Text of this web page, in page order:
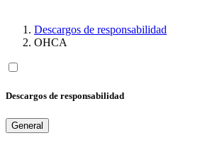
Descargos de responsabilidad
OHCA
Descargos de responsabilidad
General